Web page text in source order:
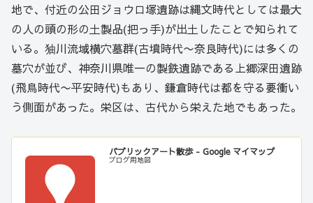
地で、付近の公田ジョウロ塚遺跡は縄文時代としては最大
の人の頭の形の土製品(把っ手)が出土したことで知られて
いる。㹨川流域横穴墓群(古墳時代〜奈良時代)には多くの
墓穴が並び、神奈川県唯一の製鉄遺跡である上郷深田遺跡
(飛鳥時代〜平安時代)もあり、鎌倉時代は都を守る要衝い
う側面があった。栄区は、古代から栄えた地でもあった。
パブリックアート散歩 - Google マイマップ
ブログ用地図